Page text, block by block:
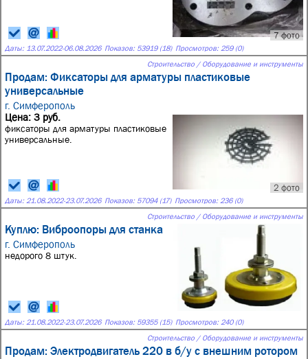
7 фото
Даты: 13.07.2022-06.08.2026 Показов: 53919 (18) Просмотров: 259 (0)
Строительство / Оборудование и инструменты
Продам: Фиксаторы для арматуры пластиковые
универсальные
г. Симферополь
2 фото
Цена: 3 руб.
фиксаторы для арматуры пластиковые
универсальные.
Даты: 21.08.2022-23.07.2026 Показов: 57094 (17) Просмотров: 236 (0)
Строительство / Оборудование и инструменты
Куплю: Виброопоры для станка
г. Симферополь
недорого 8 штук.
Даты: 21.08.2022-23.07.2026 Показов: 59355 (15) Просмотров: 240 (0)
Строительство / Оборудование и инструменты
Продам: Электродвигатель 220 в б/у с внешним ротором